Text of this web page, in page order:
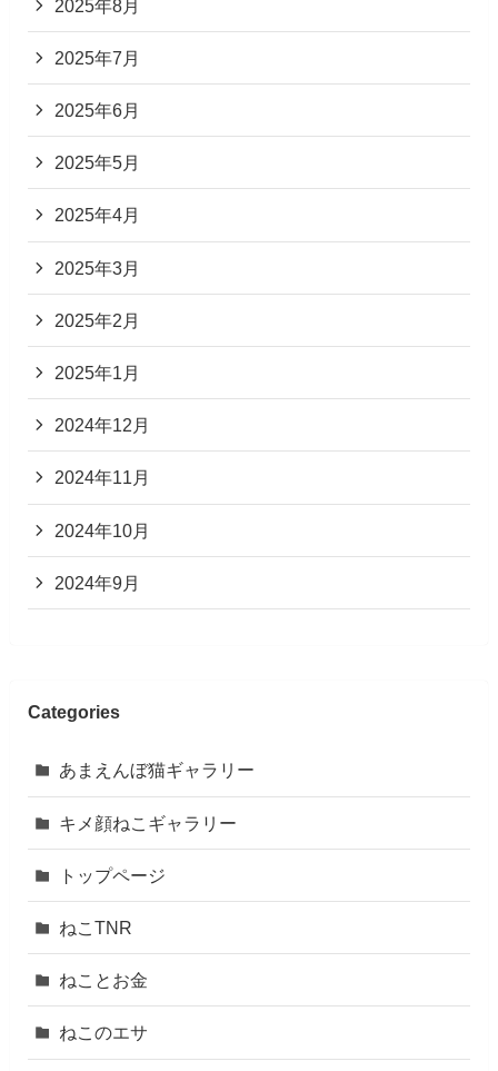
2025年8月
2025年7月
2025年6月
2025年5月
2025年4月
2025年3月
2025年2月
2025年1月
2024年12月
2024年11月
2024年10月
2024年9月
Categories
あまえんぼ猫ギャラリー
キメ顔ねこギャラリー
トップページ
ねこTNR
ねことお金
ねこのエサ